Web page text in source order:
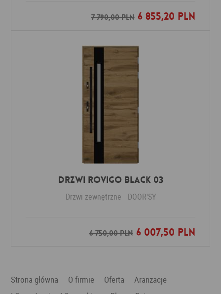
7 790,00 PLN6 855,20 PLN
Dodaj do ulubionych
DRZWI ROVIGO BLACK 03
Drzwi zewnętrzne DOOR'SY
6 750,00 PLN6 007,50 PLN
Dodaj do ulubionych
Strona główna O firmie Oferta
Aranżacje